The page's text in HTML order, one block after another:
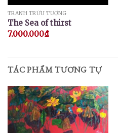
TRANH TRỪU TƯỢNG
The Sea of ​​thirst
7.000.000₫
TÁC PHẨM TƯƠNG TỰ